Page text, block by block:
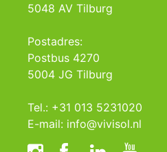
5048 AV Tilburg
Postadres:
Postbus 4270
5004 JG Tilburg
Tel.: +31 013 5231020
E-mail: info@vivisol.nl